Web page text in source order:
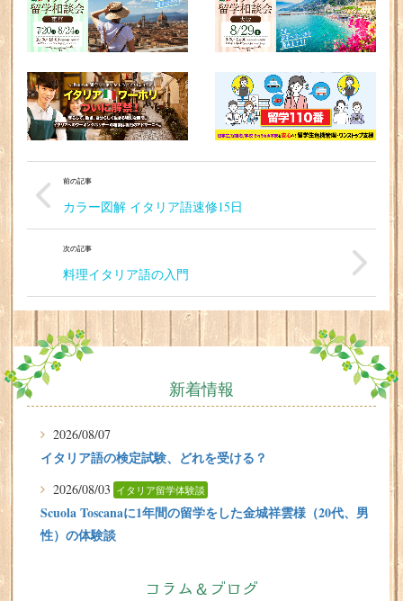
前の記事
カラー図解 イタリア語速修15日
次の記事
料理イタリア語の入門
新着情報
2026/08/07
イタリア語の検定試験、どれを受ける？
2026/08/03 イタリア留学体験談
Scuola Toscanaに1年間の留学をした金城祥雲様（20代、男
性）の体験談
有料or無料 どちらで楽しむ？イタリアのビーチ
コラム＆ブログ